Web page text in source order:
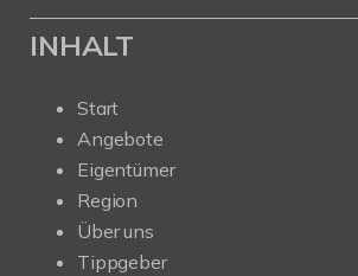
INHALT
Start
Angebote
Eigentümer
Region
Über uns
Tippgeber